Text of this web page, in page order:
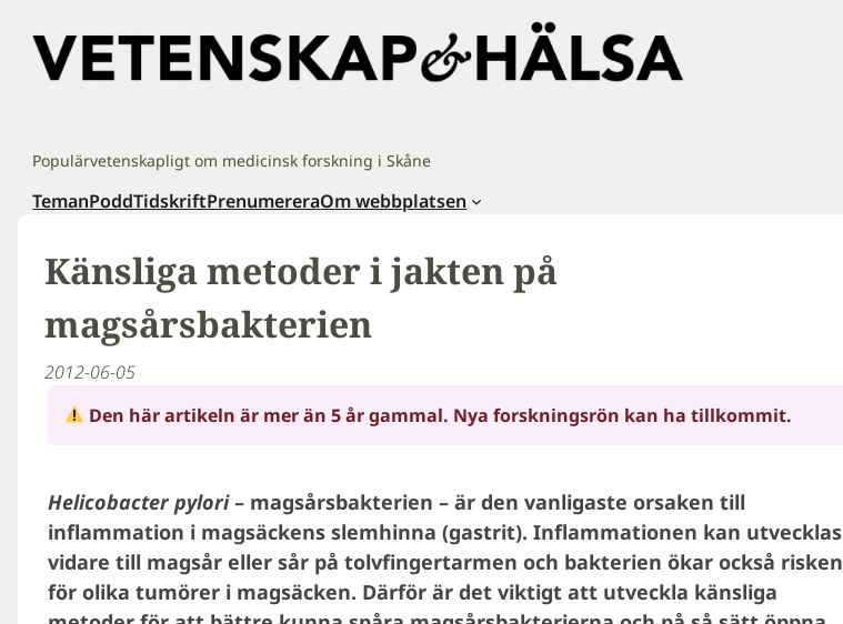
innehåll
Populärvetenskapligt om medicinsk forskning i Skåne
TemanPoddTidskriftPrenumereraOm webbplatsen
Känsliga metoder i jakten på
magsårsbakterien
2012-06-05
Den här artikeln är mer än 5 år gammal. Nya forskningsrön kan ha tillkommit.
Helicobacter pylori– magsårsbakterien – är den vanligaste orsaken till
inflammation i magsäckens slemhinna (gastrit). Inflammationen kan utvecklas
vidare till magsår eller sår på tolvfingertarmen och bakterien ökar också risken
för olika tumörer i magsäcken. Därför är det viktigt att utveckla känsliga